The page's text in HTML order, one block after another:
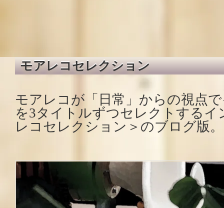
モアレコセレクション
モアレコが「日常」からの視点
を3タイトルずつセレクトするイ
レコセレクション＞のブログ版。